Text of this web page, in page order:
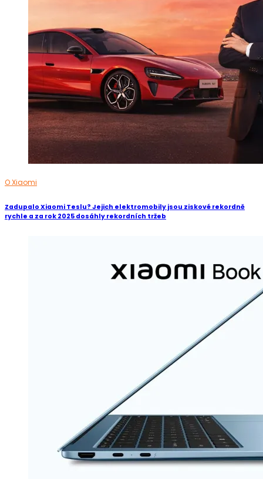
O Xiaomi
Zadupalo Xiaomi Teslu? Jejich elektromobily jsou ziskové rekordně
rychle a za rok 2025 dosáhly rekordních tržeb